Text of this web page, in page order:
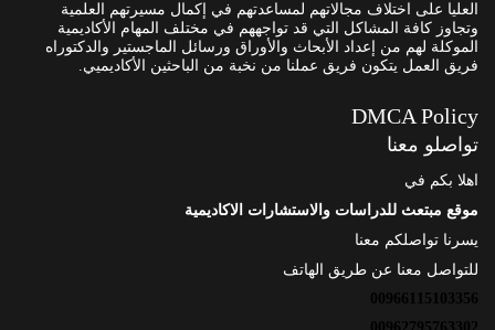
العليا على اختلاف مجالاتهم لمساعدتهم في إكمال مسيرتهم العلمية
وتجاوز كافة المشاكل التي قد تواجههم في مختلف المهام الأكاديمية
الموكلة لهم من إعداد الأبحاث والأوراق ورسائل الماجستير والدكتوراه
فريق العمل يتكون فريق عملنا من نخبة من الباحثين الأكاديميي.
DMCA Policy
تواصلو معنا
اهلا بكم في
موقع مبتعث للدراسات والاستشارات الاكاديمية
يسرنا تواصلكم معنا
للتواصل معنا عن طريق الهاتف
00966115103356